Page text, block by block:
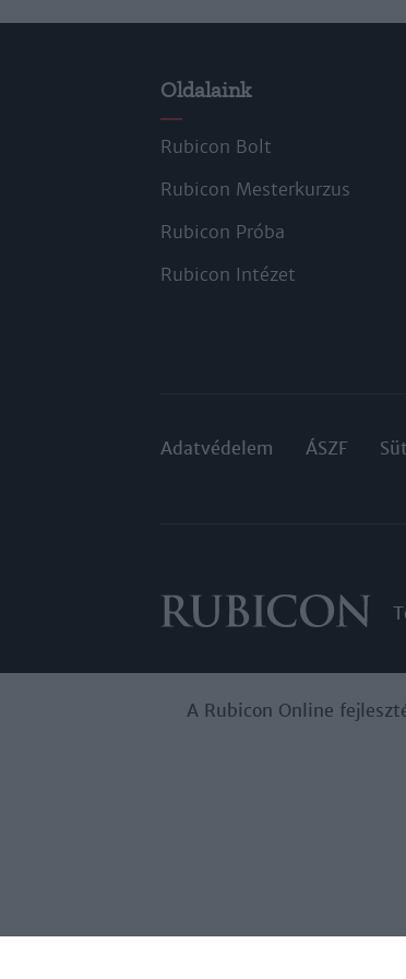
Oldalaink
Rubicon Bolt
Rubicon Mesterkurzus
Rubicon Próba
Rubicon Intézet
Adatvédelem ÁSZF
A Rubicon Online